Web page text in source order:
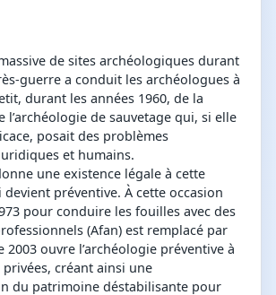
de sites archéologiques durant
guerre a conduit les archéologues à
durant les années 1960, de la
l’archéologie de sauvetage qui, si elle
posait des problèmes
et humains.
une existence légale à cette
préventive. À cette occasion
pour conduire les fouilles avec des
(Afan) est remplacé par
2003 ouvre l’archéologie préventive à
créant ainsi une
du patrimoine déstabilisante pour